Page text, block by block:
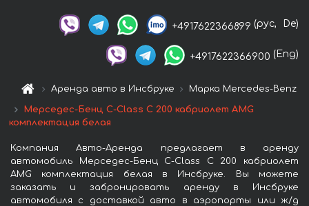
+4917622366899 (рус, De)
+4917622366900 (Eng)
Аренда авто в Инсбруке Марка Mercedes-Benz
Мерседес-Бенц C-Class C 200 кабриолет AMG
комплектация белая
Компания Авто-Аренда предлагает в аренду
автомобиль Мерседес-Бенц C-Class C 200 кабриолет
AMG комплектация белая в Инсбруке. Вы можете
заказать и забронировать аренду в Инсбруке
автомобиля с доставкой авто в аэропорты или ж/д